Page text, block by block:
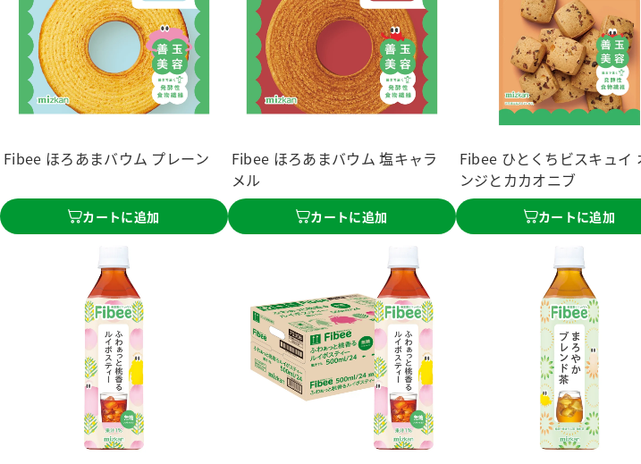
Fibee ほろあまバウム プレーン
カートに追加
Fibee ほろあまバウム 塩キャラ
メル
カートに追加
Fibee ひとくちビスキュイ
ンジとカカオニブ
カートに追加